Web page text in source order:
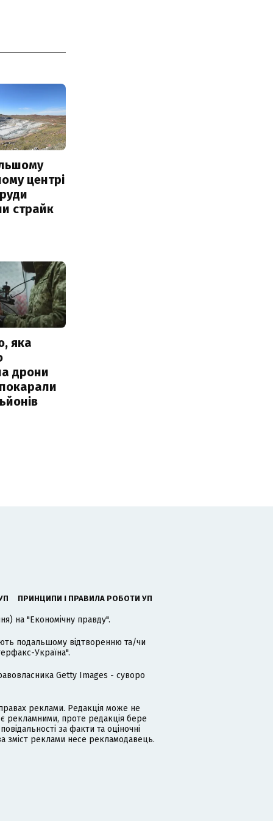
центрі
страйк
яка
дрони
ПРИНЦИПИ І ПРАВИЛА РОБОТИ УП
на "Економічну правду".
подальшому відтворенню та/чи
Україна".
Getty Images - суворо
реклами. Редакція може не
рекламними, проте редакція бере
за факти та оціночні
зміст реклами несе рекламодавець.